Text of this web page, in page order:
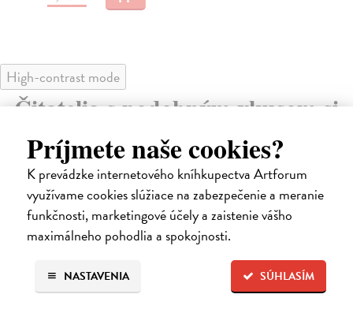
Príjmete naše cookies?
K prevádzke internetového kníhkupectva Artforum
využívame cookies slúžiace na zabezpečenie a meranie
funkčnosti, marketingové účely a zaistenie vášho
maximálneho pohodlia a spokojnosti.
SÚHLASÍM
NASTAVENIA
9,96 €
High-contrast mode
Čitatelia s podobným vkusom si
kúpili aj:
E-AUDIO